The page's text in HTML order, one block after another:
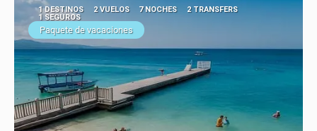
1 DESTINOS 2 VUELOS 7 NOCHES
2 TRANSFERS
1 SEGUROS
Paquete de vacaciones